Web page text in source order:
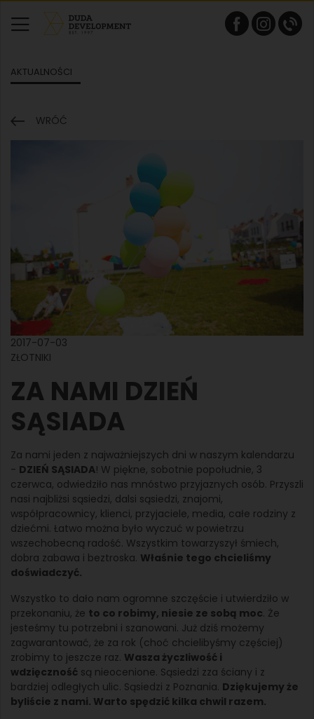
AKTUALNOŚCI
WRÓĆ
2017-07-03
ZŁOTNIKI
ZA NAMI DZIEŃ
SĄSIADA
Za nami jeden z najważniejszych dni w naszym kalendarzu
- DZIEŃ SĄSIADA! W piękne, sobotnie popołudnie, 3
czerwca, odwiedziło nas mnóstwo przyjaznych osób. Przyszli
nasi najbliżsi sąsiedzi, dalsi sąsiedzi, znajomi,
współpracownicy, klienci, przyjaciele, media, całe rodziny z
dziećmi. Łatwo można było wyczuć w powietrzu
wszechobecną radość. Wszystkim towarzyszył śmiech,
dobra zabawa i beztroska. Właśnie tego chcieliśmy
doświadczyć.
Wszystko to dało nam ogromne szczęście i utwierdziło w
przekonaniu, że to co robimy, niesie ze sobą moc. Że
jesteśmy tu potrzebni i szanowani. Już dziś możemy
zagwarantować, że za rok (choć chcielibyśmy częściej)
zrobimy to jeszcze raz. Wasza życzliwość i
wdzięczność są nieocenione. Sąsiedzi zza ściany i z
bardziej odległych ulic. Sąsiedzi z Poznania. Dziękujemy że
byliście z nami. Warto spędzić kilka chwil razem.